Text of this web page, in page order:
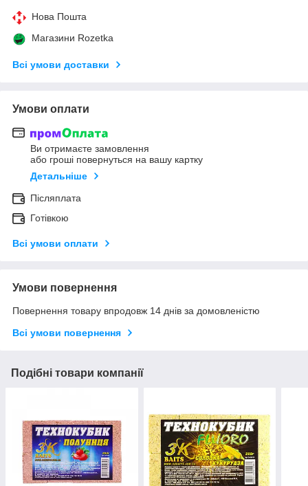
Нова Пошта
Магазини Rozetka
Всі умови доставки
Умови оплати
Ви отримаєте замовлення
або гроші повернуться на вашу картку
Детальніше
Післяплата
Готівкою
Всі умови оплати
Умови повернення
Повернення товару впродовж 14 днів за домовленістю
Всі умови повернення
Подібні товари компанії